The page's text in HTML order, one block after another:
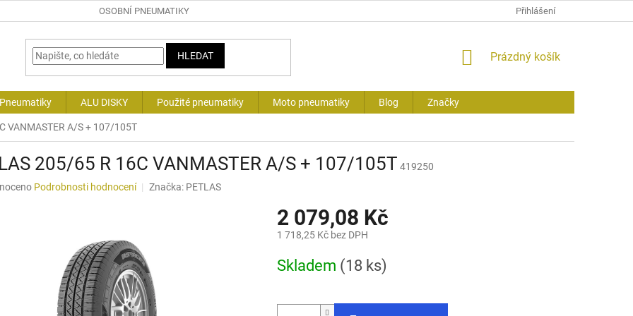
OSOBNÍ PNEUMATIKY Přihlášení
HLEDAT
NÁKUPNÍ
Prázdný košík
ALU DISKY Použité pneumatiky Moto pneumatiky Blog Značky
VANMASTER A/S + 107/105T
205/65 R 16C VANMASTER A/S + 107/105T 419250
Podrobnosti hodnocení Značka: PETLAS
2 079,08 Kč
1 718,25 Kč bez DPH
cena:
Skladem (18 ks)